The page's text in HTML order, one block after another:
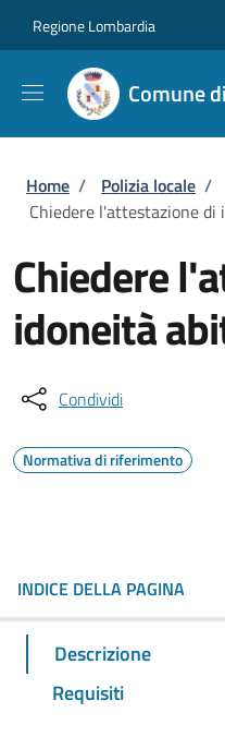
Regione Lombardia
Comune
Briciole di
Home / Polizia locale /
Chiedere l'attestazione
Chiedere
idoneità
Condividi
Normativa di riferimento
INDICE DELLA PAGINA
Descrizione
Requisiti